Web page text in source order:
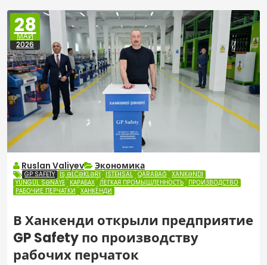
28
МАЙ
2026
Ruslan Valiyev Экономика
GP SAFETY IŞ ƏLCƏKLƏRI ISTEHSAL QARABAĞ XANKƏNDI
YÜNGÜL SƏNAYE КАРАБАХ ЛЕГКАЯ ПРОМЫШЛЕННОСТЬ ПРОИЗВОДСТВО
РАБОЧИЕ ПЕРЧАТКИ ХАНКЕНДИ
В Ханкенди открыли предприятие
GP Safety по производству
рабочих перчаток